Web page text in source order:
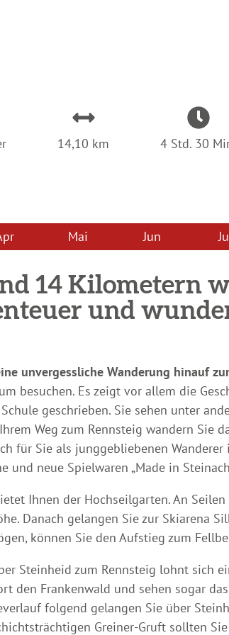
14,10 km 4 Std. 30
Mai Jun
14 Kilometern
und
unvergessliche Wanderung hinauf
besuchen. Es zeigt vor allem die
geschrieben. Sie sehen unter
Weg zum Rennsteig wandern Sie
für Sie als junggebliebenen
und neue Spielwaren „Made in
Ihnen der Hochseilgarten. An
Danach gelangen Sie zur Skiarena
können Sie den Aufstieg zum
Steinheid zum Rennsteig lohnt sich
den Frankenwald und sehen sogar
folgend gelangen Sie über
Greiner-Gruft sollten